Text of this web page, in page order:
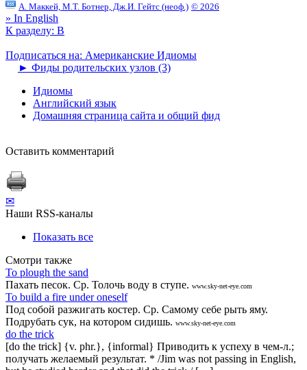
А. Маккей, М.Т. Ботнер, Дж.И. Гейтс (неоф.) © 2026
» In English
К разделу: B
Подписаться на: Американские Идиомы
► Фиды родительских узлов (3)
Идиомы
Английский язык
Домашняя страница сайта и общий фид
Оставить комментарий
✉
Наши RSS-каналы
Показать все
Смотри также
То plough the sand
Пахать песок. Ср. Толочь воду в ступе. www.sky-net-eye.com
То build a fire under oneself
Под собой разжигать костер. Ср. Самому себе рыть яму.
Подрубать сук, на котором сидишь. www.sky-net-eye.com
do the trick
[do the trick] {v. phr.}, {informal} Приводить к успеху в чем-л.;
получать желаемый результат. * /Jim was not passing in English,